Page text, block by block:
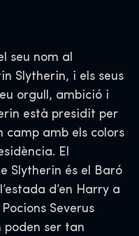
seu nom al
Slytherin, i els seus
orgull, ambició i
està presidit per
camp amb els colors
El
Slytherin és el Baró
d’en Harry a
Severus
poden ser tan